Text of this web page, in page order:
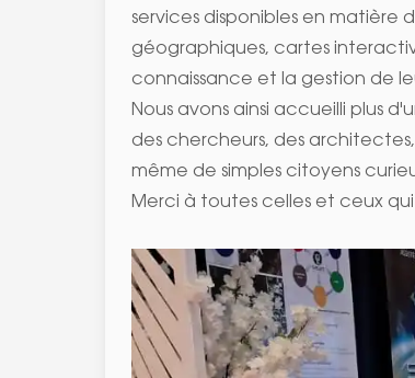
services disponibles en matière
géographiques, cartes
connaissance et la gestion de
Nous avons ainsi accueilli plus
des chercheurs, des
même de simples citoyens
Merci à toutes celles et ceux